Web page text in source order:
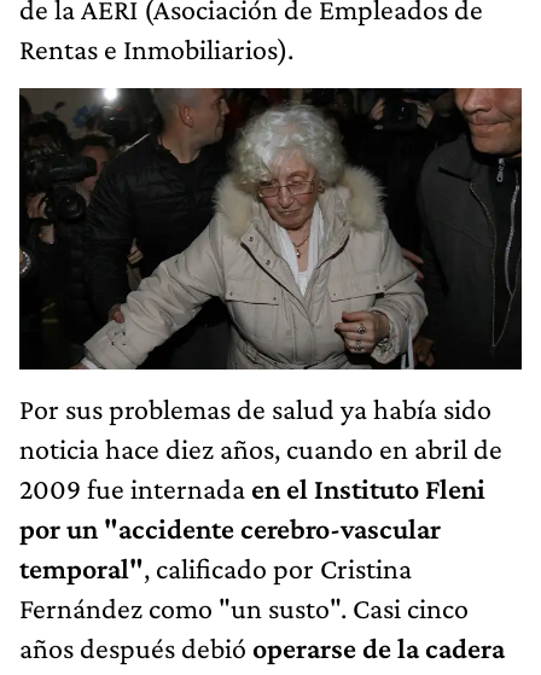
de la AERI (Asociación de Empleados de
Rentas e Inmobiliarios).
Por sus problemas de salud ya había sido
noticia hace diez años, cuando en abril de
2009 fue internada en el Instituto Fleni
por un "accidente cerebro-vascular
temporal", calificado por Cristina
Fernández como "un susto". Casi cinco
años después debió operarse de la cadera